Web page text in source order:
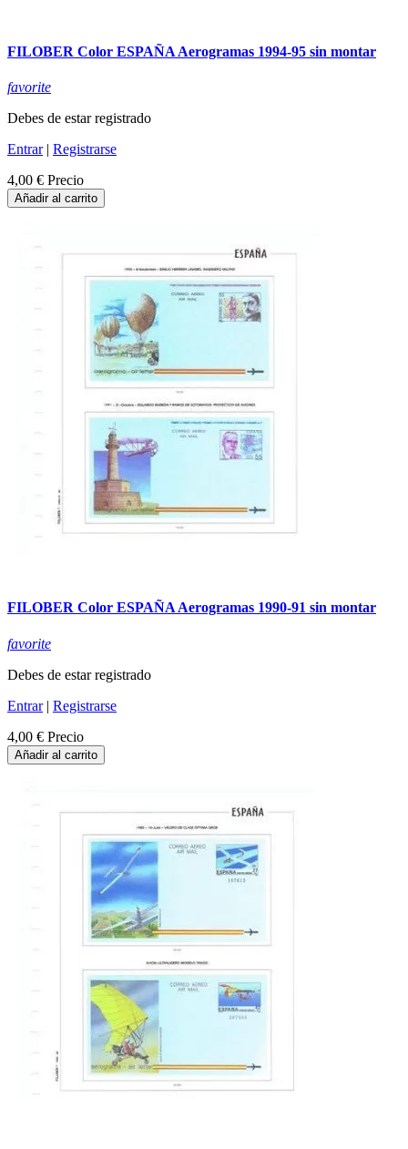
FILOBER Color ESPAÑA Aerogramas 1994-95 sin montar
favorite
Debes de estar registrado
Entrar| Registrarse
4,00 € Precio
Añadir al carrito
FILOBER Color ESPAÑA Aerogramas 1990-91 sin montar
favorite
Debes de estar registrado
Entrar| Registrarse
4,00 € Precio
Añadir al carrito